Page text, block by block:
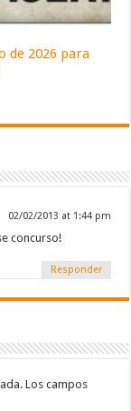
de 2026 para
02/02/2013 at 1:44 pm
concurso!
Responder
Los campos